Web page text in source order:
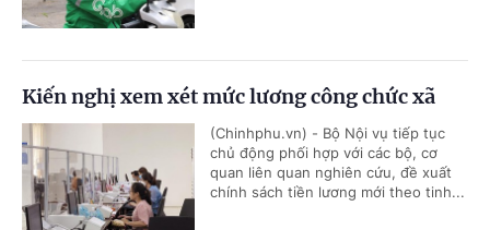
Kiến nghị xem xét mức lương công chức xã
(Chinhphu.vn) - Bộ Nội vụ tiếp tục
chủ động phối hợp với các bộ, cơ
quan liên quan nghiên cứu, đề xuất
chính sách tiền lương mới theo tinh...